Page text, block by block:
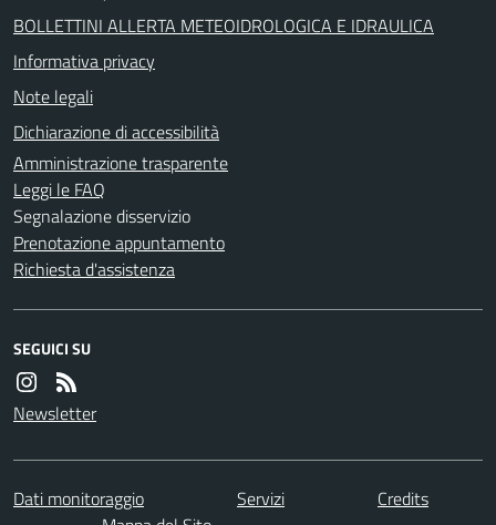
BOLLETTINI ALLERTA METEOIDROLOGICA E IDRAULICA
Informativa privacy
Note legali
Dichiarazione di accessibilità
Amministrazione trasparente
Leggi le FAQ
Segnalazione disservizio
Prenotazione appuntamento
Richiesta d'assistenza
SEGUICI SU
Newsletter
Dati monitoraggio Servizi
Credits